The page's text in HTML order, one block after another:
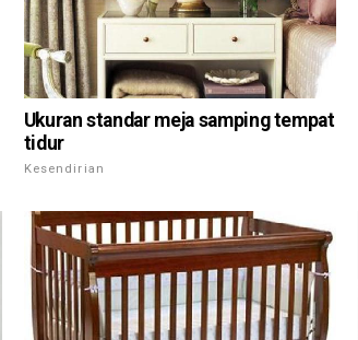
Ukuran standar meja samping tempat
tidur
Kesendirian